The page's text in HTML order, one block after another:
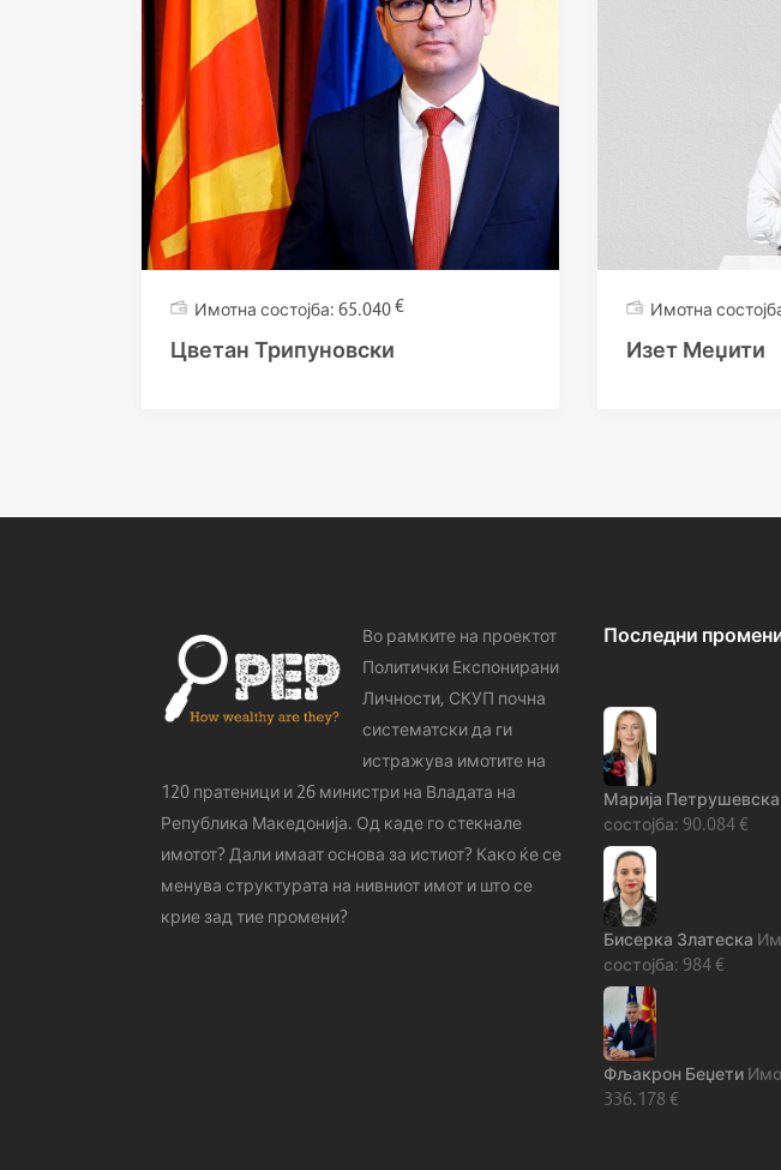
65.040€
Цветан Трипуновски Изет Меџити
Во рамките на проектот
Политички Експонирани
Личности, СКУП почна
систематски да ги
истражува имотите на
120 пратеници и 26 министри на Владата на
Република Македонија. Од каде го стeкнале
имотот? Дали имаат основа за истиот? Како ќе се
менува структурата на нивниот имот и што се
крие зад тие промени?
Последни
Марија Петрушевска
90.084€
Бисерка Златеска
984€
Фљакрон Беџети
336.178€